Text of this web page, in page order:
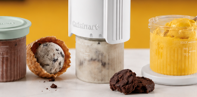
食譜來源:
美味食譜